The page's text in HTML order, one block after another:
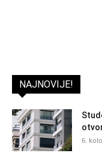
NAJNOVIJE!
6.